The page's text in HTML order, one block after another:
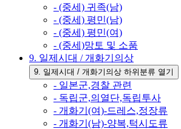
- (중세) 귀족(남)
- (중세) 평민(남)
- (중세) 평민(여)
- (중세)망토 및 소품
9. 일제시대 / 개화기의상
9. 일제시대 / 개화기의상 하위분류 열기
- 일본군,경찰 관련
- 독립군,의열단,독립투사
- 개화기(여)-드레스,정장류
- 개화기(남)-양복,턱시도류